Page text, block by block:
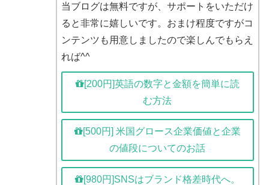
当ブログは無料ですが、サポートをいただけ
ると非常に嬉しいです。おまけ程度ですがコ
ンテンツも用意しましたので楽しんでもらえ
れば^^
[200円]英語の数字と金額を簡単に読
む方法
[500円] 米国グロース企業価値と企業
の値段についてのお話
[980円]SNSはブランド格差時代へ。